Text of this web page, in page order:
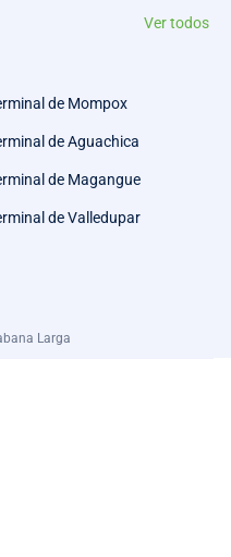
Ver todos
de Mompox
de Aguachica
de Magangue
de Valledupar
Larga